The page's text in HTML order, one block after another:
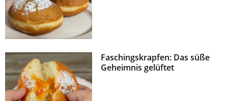
Faschingskrapfen: Das süße
Geheimnis gelüftet